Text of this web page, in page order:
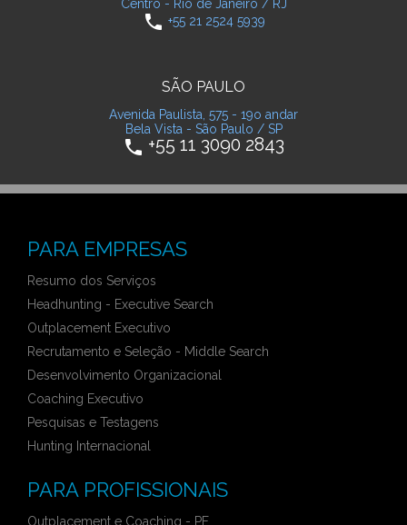
Centro - Rio de Janeiro / RJ
phone +55 21 2524 5939
SÃO PAULO
Avenida Paulista, 575 - 19o andar
Bela Vista - São Paulo / SP
phone +55 11 3090 2843
PARA EMPRESAS
Resumo dos Serviços
Headhunting - Executive Search
Outplacement Executivo
Recrutamento e Seleção - Middle Search
Desenvolvimento Organizacional
Coaching Executivo
Pesquisas e Testagens
Hunting Internacional
PARA PROFISSIONAIS
Outplacement e Coaching - PF